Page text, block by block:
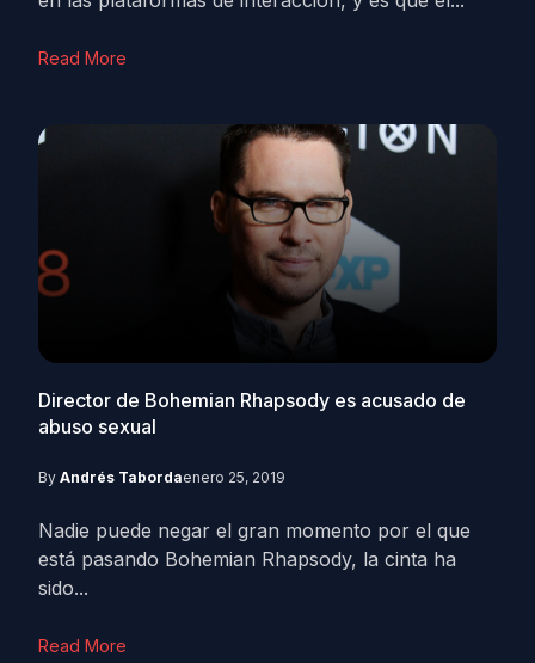
Read More
Director de Bohemian Rhapsody es acusado de
abuso sexual
By Andrés Tabordaenero 25, 2019
Nadie puede negar el gran momento por el que
está pasando Bohemian Rhapsody, la cinta ha
sido...
Read More